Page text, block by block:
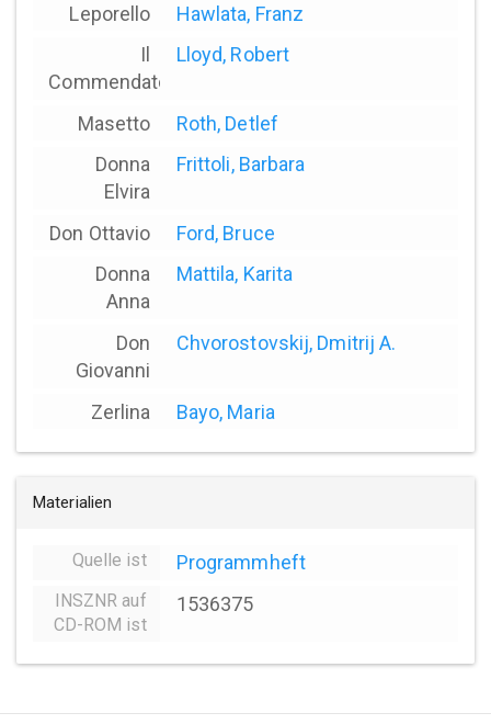
Leporello
Hawlata, Franz
Il
Commendatore
Lloyd, Robert
Masetto
Roth, Detlef
Donna
Elvira
Frittoli, Barbara
Don Ottavio
Ford, Bruce
Donna
Anna
Mattila, Karita
Don
Giovanni
Chvorostovskij, Dmitrij A.
Zerlina Bayo, Maria
Materialien
Quelle ist Programmheft
INSZNR auf
CD-ROM ist
1536375